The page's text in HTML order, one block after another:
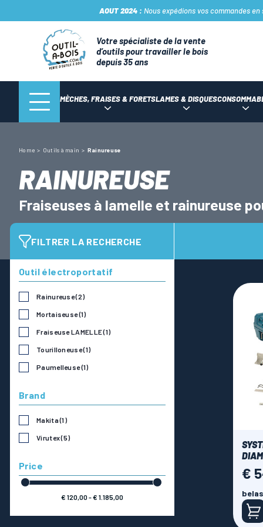
AOUT 2024 : Nous expédions vos commandes
Votre spécialiste de la vente
d’outils pour travailler le bois
depuis 35 ans
MÈCHES, FRAISES & FORETSLAMES & DISQUES
Home Outils à main Rainureuse
RAINUREUSE
Fraiseuses à lamelle et rainureuse
FILTRER LA RECHERCHE
Outil électroportatif
Rainureuse(2)
Mortaiseuse(1)
Fraiseuse LAMELLE(1)
Tourilloneuse(1)
Paumelleuse(1)
Brand
Makita(1)
Virutex(5)
Price
€ 120,00 - € 1.185,00
Prijs
€